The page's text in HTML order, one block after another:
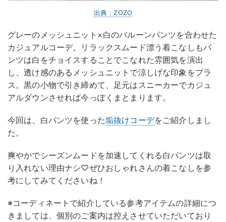
出典：ZOZO
グレーのメッシュニット×白のバルーンパンツを合わせた
カジュアルコーデ。リラックスムード漂う着こなしもパ
ンツは白をチョイスすることでこなれた雰囲気を演出
し、透け感のあるメッシュニットで涼しげな印象をプラ
ス。黒の小物で引き締めて、足元はスニーカーでカジュ
アルダウンさせれば今っぽくまとまります。
今回は、白パンツを使った垢抜けコーデをご紹介しまし
た。
爽やかでシーズンムードを加速してくれる白パンツは取
り入れない理由ナシ♡ぜひおしゃれさんの着こなしを参
考にしてみてくださいね！
※コーディネートで紹介している参考アイテムの詳細につ
きましては、個別のご案内は控えさせていただいており